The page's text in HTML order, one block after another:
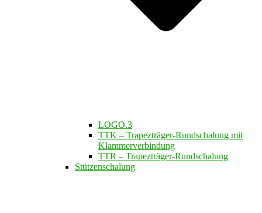
LOGO.3
TTK – Trapezträger-Rundschalung mit
Klammerverbindung
TTR – Trapezträger-Rundschalung
Stützenschalung